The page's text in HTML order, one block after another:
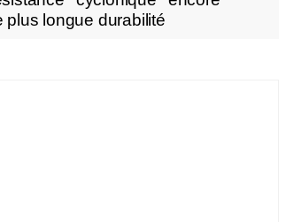
plus longue durabilité